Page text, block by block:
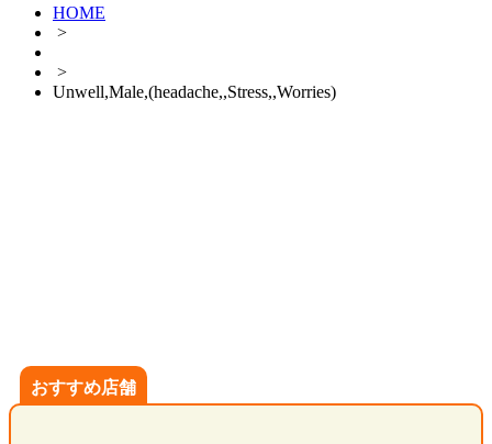
HOME
>
>
Unwell,Male,(headache,,Stress,,Worries)
おすすめ店舗